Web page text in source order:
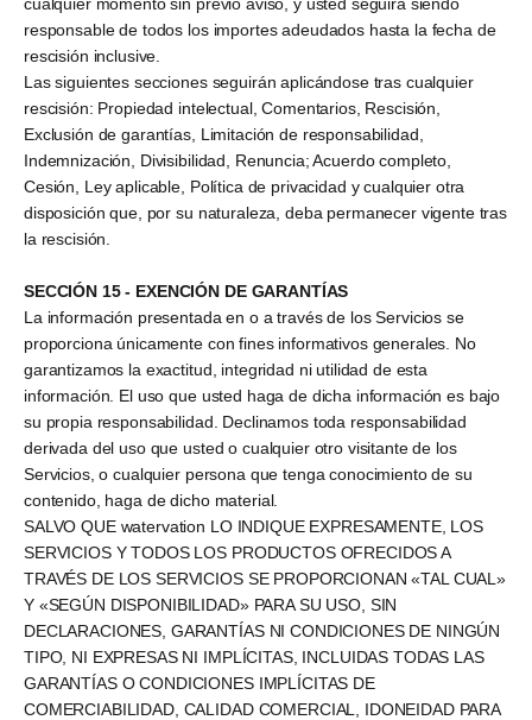
responsable de todos los importes adeudados hasta la fecha de
rescisión inclusive.
Las siguientes secciones seguirán aplicándose tras cualquier
rescisión: Propiedad intelectual, Comentarios, Rescisión,
Exclusión de garantías, Limitación de responsabilidad,
Indemnización, Divisibilidad, Renuncia; Acuerdo completo,
Cesión, Ley aplicable, Política de privacidad y cualquier otra
disposición que, por su naturaleza, deba permanecer vigente tras
la rescisión.
SECCIÓN 15 - EXENCIÓN DE GARANTÍAS
La información presentada en o a través de los Servicios se
proporciona únicamente con fines informativos generales. No
garantizamos la exactitud, integridad ni utilidad de esta
información. El uso que usted haga de dicha información es bajo
su propia responsabilidad. Declinamos toda responsabilidad
derivada del uso que usted o cualquier otro visitante de los
Servicios, o cualquier persona que tenga conocimiento de su
contenido, haga de dicho material.
SALVO QUE watervation LO INDIQUE EXPRESAMENTE, LOS
SERVICIOS Y TODOS LOS PRODUCTOS OFRECIDOS A
TRAVÉS DE LOS SERVICIOS SE PROPORCIONAN «TAL CUAL»
Y «SEGÚN DISPONIBILIDAD» PARA SU USO, SIN
DECLARACIONES, GARANTÍAS NI CONDICIONES DE NINGÚN
TIPO, NI EXPRESAS NI IMPLÍCITAS, INCLUIDAS TODAS LAS
GARANTÍAS O CONDICIONES IMPLÍCITAS DE
COMERCIABILIDAD, CALIDAD COMERCIAL, IDONEIDAD PARA